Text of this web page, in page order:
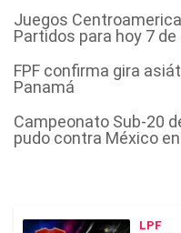
Juegos
Partidos para hoy 7
FPF confirma gira
Panamá
Campeonato Sub-20
pudo contra México
LPF